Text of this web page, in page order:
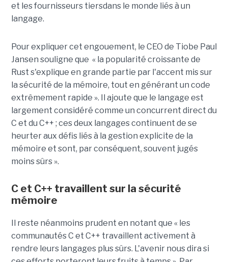
et les fournisseurs tiersdans le monde liés à un
langage.
Pour expliquer cet engouement, le CEO de Tiobe Paul
Jansen souligne que « la popularité croissante de
Rust s'explique en grande partie par l'accent mis sur
la sécurité de la mémoire, tout en générant un code
extrêmement rapide ». Il ajoute que le langage est
largement considéré comme un concurrent direct du
C et du C++ ; ces deux langages continuent de se
heurter aux défis liés à la gestion explicite de la
mémoire et sont, par conséquent, souvent jugés
moins sûrs ».
C et C++ travaillent sur la sécurité
mémoire
Il reste néanmoins prudent en notant que « les
communautés C et C++ travaillent activement à
rendre leurs langages plus sûrs. L'avenir nous dira si